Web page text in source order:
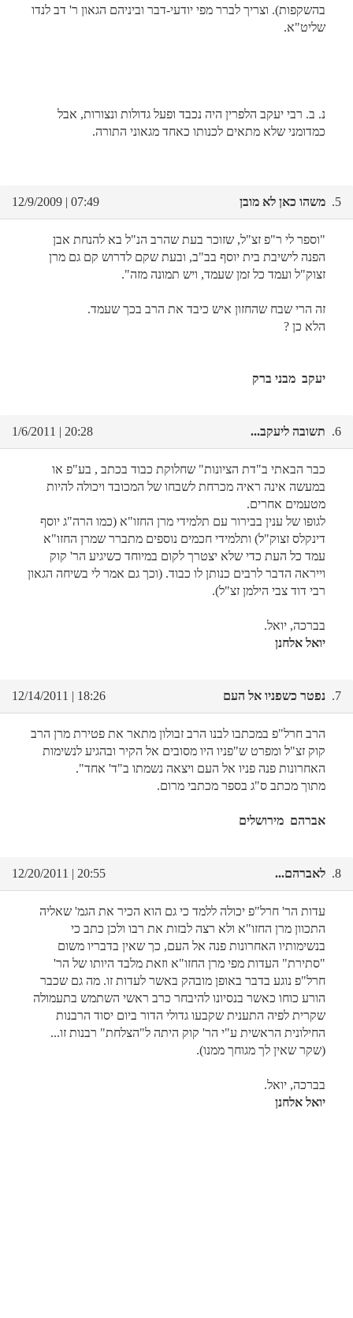
בהשקפות). וצריך לברר מפי יודעי-דבר וביניהם הגאון ר' דב לנדו
שליט"א.
נ. ב. רבי יעקב הלפרין היה נכבד ופעל גדולות ונצורות, אבל
כמדומני שלא מתאים לכנותו כאחד מגאוני התורה.
5. משהו כאן לא מובן 07:49 | 12/9/2009
"וספר לי ר"פ זצ"ל, שזוכר בעת שהרב הנ"ל בא להנחת אבן
הפנה לישיבת בית יוסף בב"ב, ובעת שקם לדרוש קם גם מרן
זצוק"ל ועמד כל זמן שעמד, ויש תמונה מזה".
זה הרי שבח שהחזון איש כיבד את הרב בכך שעמד.
הלא כן ?
יעקב מבני ברק
6. תשובה ליעקב... 20:28 | 1/6/2011
כבר הבאתי ב"דת הציונות" שחלוקת כבוד בכתב , בע"פ או
במעשה אינה ראיה מכרחת לשבחו של המכובד ויכולה להיות
מטעמים אחרים.
לגופו של ענין בבירור עם תלמידי מרן החזו"א (כמו הרה"ג יוסף
דינקלס זצוק"ל) ותלמידי חכמים נוספים מתברר שמרן החזו"א
עמד כל העת כדי שלא יצטרך לקום במיוחד כשיגיע הר' קוק
וייראה הדבר לרבים כנותן לו כבוד. (וכך גם אמר לי בשיחה הגאון
רבי דוד צבי הילמן זצ"ל).
בברכה, יואל.
יואל אלחנן
7. נפטר כשפניו אל העם 18:26 | 12/14/2011
הרב חרל"פ במכתבו לבנו הרב זבולון מתאר את פטירת מרן הרב
קוק זצ"ל ומפרט ש"פניו היו מסובים אל הקיר ובהגיע לנשימות
האחרונות פנה פניו אל העם ויצאה נשמתו ב"ד' אחד".
מתוך מכתב ס"ג בספר מכתבי מרום.
אברהם מירושלים
8. לאברהם... 20:55 | 12/20/2011
עדות הר' חרל"פ יכולה ללמד כי גם הוא הכיר את הגמ' שאליה
התכוון מרן החזו"א ולא רצה לבזות את רבו ולכן כתב כי
בנשימותיו האחרונות פנה אל העם, כך שאין בדבריו משום
"סתירת" העדות מפי מרן החזו"א וזאת מלבד היותו של הר'
חרל"פ נוגע בדבר באופן מובהק באשר לעדות זו. מה גם שכבר
הורע כוחו כאשר בנסיונו להיבחר כרב ראשי השתמש בתעמולה
שקרית לפיה התענית שקבעו גדולי הדור ביום יסוד הרבנות
החילונית הראשית ע"י הר' קוק היתה ל"הצלחת" רבנות זו...
(שקר שאין לך מגוחך ממנו).
בברכה, יואל.
יואל אלחנן